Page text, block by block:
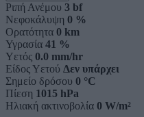
Ριπή Ανέμου 3 bf
Νεφοκάλυψη 0 %
Ορατότητα 0 km
Υγρασία 41 %
Υετός 0.0 mm/hr
Είδος Υετού Δεν υπάρχει
Σημείο δρόσου 0 °C
Πίεση 1015 hPa
Ηλιακή ακτινοβολία 0 W/m²